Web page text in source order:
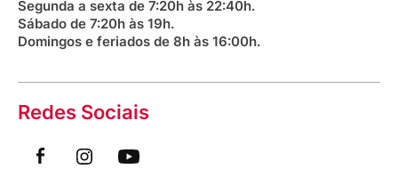
Segunda a sexta de 7:20h às 22:40h.
Sábado de 7:20h às 19h.
Domingos e feriados de 8h às 16:00h.
Redes Sociais